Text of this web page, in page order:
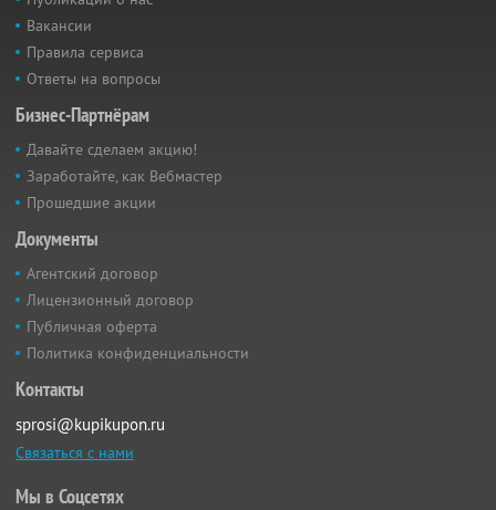
Вакансии
Правила сервиса
Ответы на вопросы
Бизнес-Партнёрам
Давайте сделаем акцию!
Заработайте, как Вебмастер
Прошедшие акции
Документы
Агентский договор
Лицензионный договор
Публичная оферта
Политика конфиденциальности
Контакты
sprosi@kupikupon.ru
Связаться с нами
Мы в Соцсетях